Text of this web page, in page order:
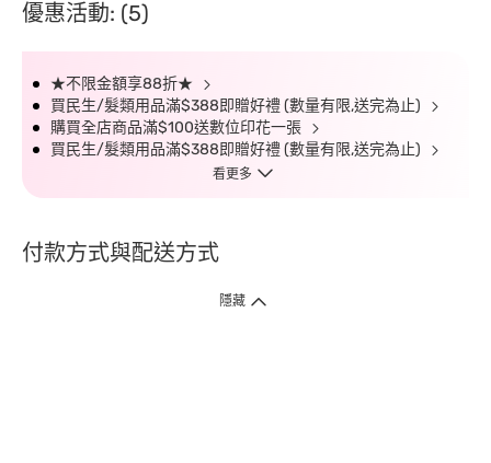
優惠活動: (5)
★不限金額享88折★
買民生/髮類用品滿$388即贈好禮 (數量有限,送完為止)
購買全店商品滿$100送數位印花一張
買民生/髮類用品滿$388即贈好禮 (數量有限,送完為止)
看更多
付款方式與配送方式
隱藏